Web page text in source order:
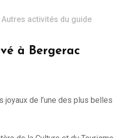
Autres activités du guide
à Bergerac
joyaux de l’une des plus belles